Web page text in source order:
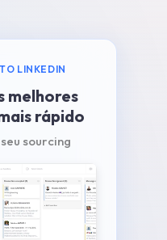
LINKEDIN
melhores
rápido
sourcing